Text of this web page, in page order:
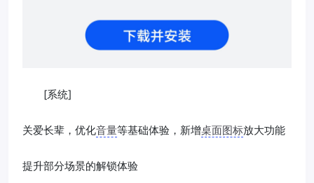
[系统]
关爱长辈，优化音量等基础体验，新增桌面图标放大功能
提升部分场景的解锁体验